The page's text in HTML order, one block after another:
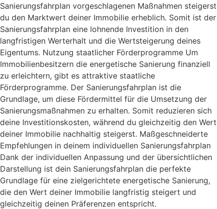
Sanierungsfahrplan vorgeschlagenen Maßnahmen steigerst
du den Marktwert deiner Immobilie erheblich. Somit ist der
Sanierungsfahrplan eine lohnende Investition in den
langfristigen Werterhalt und die Wertsteigerung deines
Eigentums. Nutzung staatlicher Förderprogramme Um
Immobilienbesitzern die energetische Sanierung finanziell
zu erleichtern, gibt es attraktive staatliche
Förderprogramme. Der Sanierungsfahrplan ist die
Grundlage, um diese Fördermittel für die Umsetzung der
Sanierungsmaßnahmen zu erhalten. Somit reduzieren sich
deine Investitionskosten, während du gleichzeitig den Wert
deiner Immobilie nachhaltig steigerst. Maßgeschneiderte
Empfehlungen in deinem individuellen Sanierungsfahrplan
Dank der individuellen Anpassung und der übersichtlichen
Darstellung ist dein Sanierungsfahrplan die perfekte
Grundlage für eine zielgerichtete energetische Sanierung,
die den Wert deiner Immobilie langfristig steigert und
gleichzeitig deinen Präferenzen entspricht.